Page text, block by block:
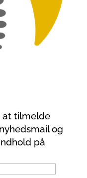
at tilmelde
og
på